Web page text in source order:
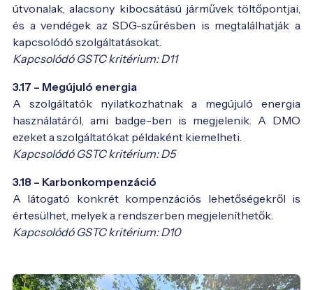
útvonalak, alacsony kibocsátású járművek töltőpontjai,
és a vendégek az SDG-szűrésben is megtalálhatják a
kapcsolódó szolgáltatásokat.
Kapcsolódó GSTC kritérium: D11
3.17 – Megújuló energia
A szolgáltatók nyilatkozhatnak a megújuló energia
használatáról, ami badge-ben is megjelenik. A DMO
ezeket a szolgáltatókat példaként kiemelheti.
Kapcsolódó GSTC kritérium: D5
3.18 – Karbonkompenzáció
A látogató konkrét kompenzációs lehetőségekről is
értesülhet, melyek a rendszerben megjeleníthetők.
Kapcsolódó GSTC kritérium: D10